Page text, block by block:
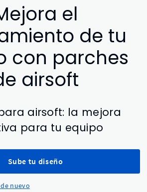
el
de tu
con parches
airsoft
airsoft: la mejora
para tu equipo
Sube tu diseño
nuevo